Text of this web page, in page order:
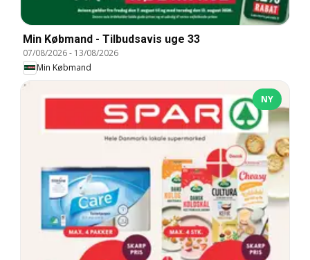
Min Købmand - Tilbudsavis uge 33
07/08/2026- 13/08/2026
Min Købmand
NY